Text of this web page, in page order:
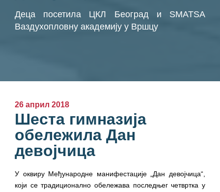
Деца посетила ЦКЛ Београд и SMATSA
Ваздухопловну академију у Вршцу
26 април 2018
Шеста гимназија
обележила Дан
девојчица
У оквиру Међународне манифестације „Дан девојчица“,
који се традиционално обележава последњег четвртка у